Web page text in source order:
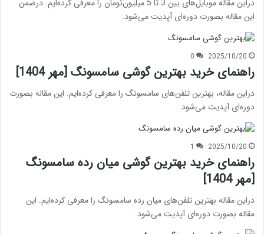
دراین مقاله موبایل‌های بین 3 تا 5 میلیون‌تومان را معرفی کرده‌ایم. درضمن
این مقاله بصورت دوره‌ای آپدیت می‌شود.
2025/10/20
0
راهنمای خرید بهترین گوشی سامسونگ [مهر 1404]
دراین مقاله، بهترین تلفن‌های سامسونگ را معرفی کرده‌ایم. این مقاله بصورت
دوره‌ای آپدیت می‌شود.
2025/10/20
1
راهنمای خرید بهترین گوشی میان رده سامسونگ
[مهر 1404]
دراین مقاله بهترین تلفن‌های میان رده سامسونگ را معرفی کرده‌ایم. این
مقاله بصورت دوره‌ای آپدیت می‌شود.